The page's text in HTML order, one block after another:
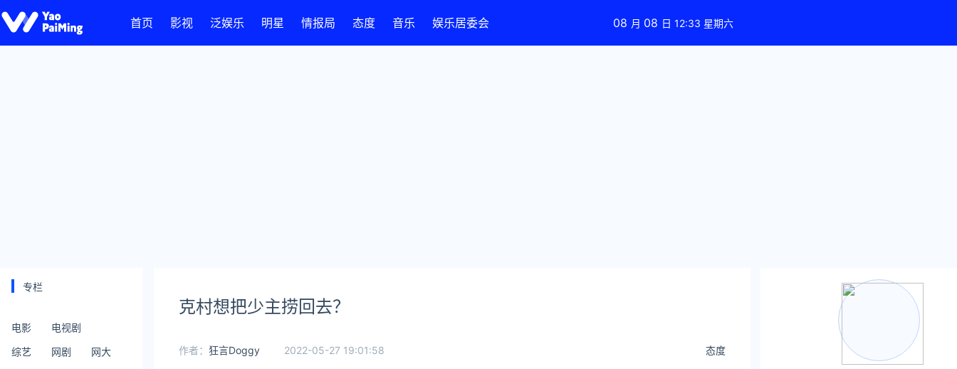
首页 影视 泛娱乐 明星 情报局 态度 音乐 娱乐居委会 08 月 08 日 12:33 星期六
专栏
电影
电视剧
综艺
网剧
网大
克村想把少主捞回去？
态度
作者： 狂言Doggy 2022-05-27 19:01:58